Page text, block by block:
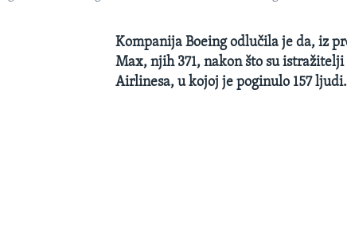
Kompanija Boeing odlučila je da, iz
Max, njih 371, nakon što su
Airlinesa, u kojoj je poginulo 157 ljudi.